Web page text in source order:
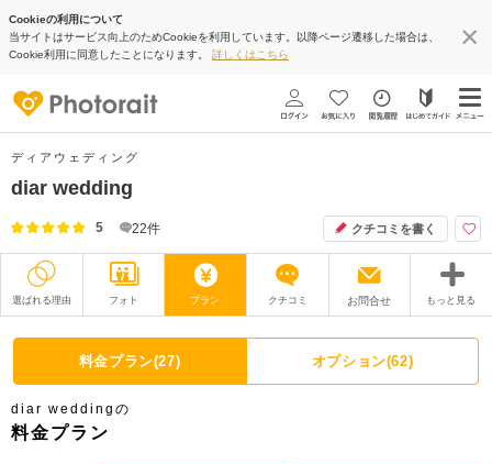
Cookieの利用について
当サイトはサービス向上のためCookieを利用しています。以降ページ遷移した場合は、
Cookie利用に同意したことになります。 詳しくはこちら
ディアウェディング
diar wedding
5 22件 クチコミを書く
選ばれる理由 フォト プラン クチコミ お問合せ もっと見る
撮影レポート フォトグラファー
衣装 ムービー
オプション
料金プラン(27) オプション(62)
diar weddingの
料金プラン